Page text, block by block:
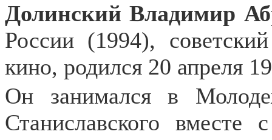
Долинский Владимир
России (1994),
кино, родился 20 апреля
Он занимался в
Станиславского